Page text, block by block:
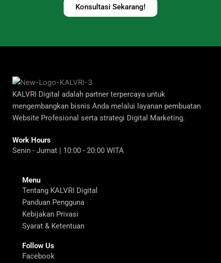
Konsultasi Sekarang!
KALVRI Digital adalah partner terpercaya untuk
mengembangkan bisnis Anda melalui layanan pembuatan
Website Profesional serta strategi Digital Marketing.
Work Hours
Senin - Jumat | 10:00 - 20:00 WITA
Menu
Tentang KALVRI Digital
Panduan Pengguna
Kebijakan Privasi
Syarat & Ketentuan
Follow Us
Facebook